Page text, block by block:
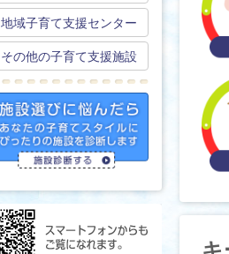
地域子育て支援センター
その他の子育て支援施設